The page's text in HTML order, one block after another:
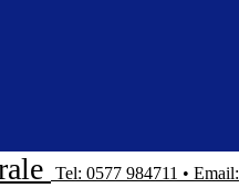
Tel: 0577 984711 • Email: